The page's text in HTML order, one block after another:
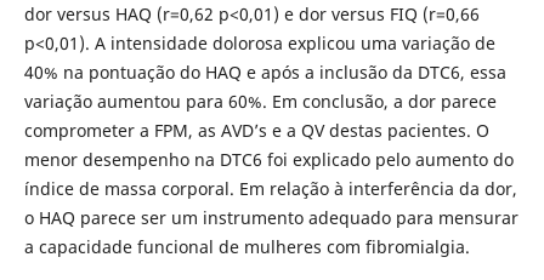
dor versus HAQ (r=0,62 p<0,01) e dor versus FIQ (r=0,66
p<0,01). A intensidade dolorosa explicou uma variação de
40% na pontuação do HAQ e após a inclusão da DTC6, essa
variação aumentou para 60%. Em conclusão, a dor parece
comprometer a FPM, as AVD’s e a QV destas pacientes. O
menor desempenho na DTC6 foi explicado pelo aumento do
índice de massa corporal. Em relação à interferência da dor,
o HAQ parece ser um instrumento adequado para mensurar
a capacidade funcional de mulheres com fibromialgia.